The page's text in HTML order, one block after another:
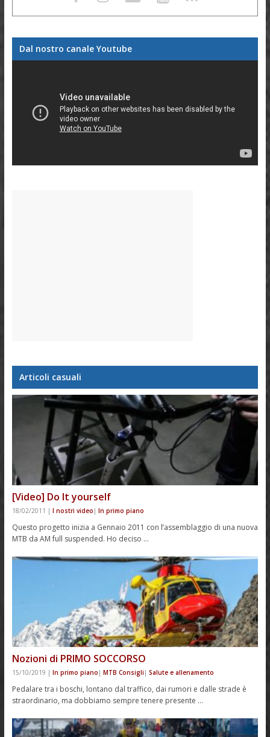
Dal nostro canale Youtube
Articoli casuali
[Video] Do It yourself
18/02/2011 | I nostri video | In primo piano
Questo progetto inizia a Gennaio 2011 con l’assemblaggio di una nuova
MTB da AM full suspended. Ho deciso …
Nozioni di PRIMO SOCCORSO
15/10/2019 | In primo piano | MTB Consigli | Salute e allenamento
Pedalare tra i boschi, lontano dal traffico, dai rumori e dalle strade è
straordinario, ma dobbiamo sempre tenere presente …